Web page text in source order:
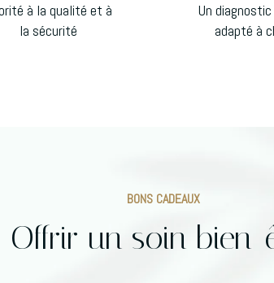
à la qualité et à
la sécurité
Un
adapté à
BONS CADEAUX
Offrir un soin bien-